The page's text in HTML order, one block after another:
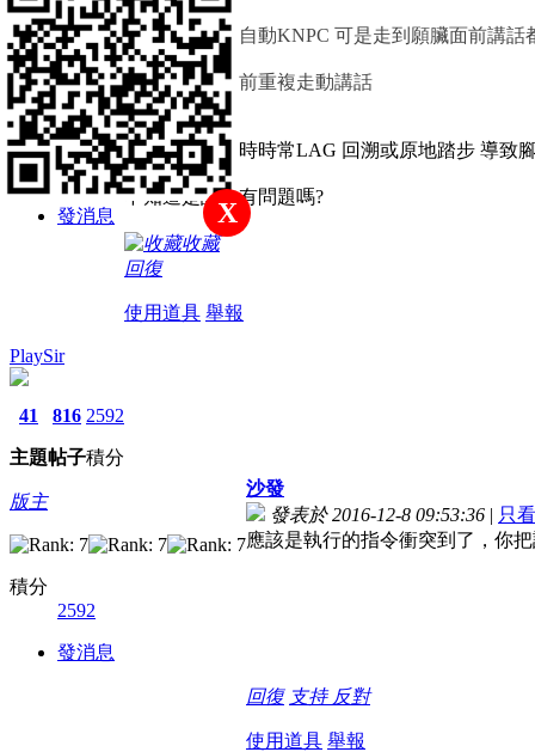
主題帖子積分
新手上路
積分
25
發消息
請問我有打勾自動KNPC 可是走到願臟面前講話
反而一直在面前重複走動講話
另外我用走動時時常LAG 回溯或原地踏步 導致
不知道是設定有問題嗎?
收藏
回復
使用道具 舉報
PlaySir
41
主題
816
帖子
2592
積分
版主
積分
2592
發消息
沙發
發表於 2016-12-8 09:53:36 | 只
應該是執行的指令衝突到了，你
回復 支持 反對
使用道具 舉報
X